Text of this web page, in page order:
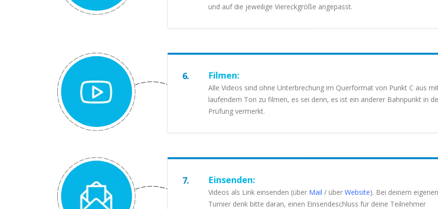
und auf die jeweilige Viereckgröße angepasst.
6. Filmen:
Alle Videos sind ohne Unterbrechung im Querformat von Punkt C aus
laufendem Ton zu filmen, es sei denn, es ist ein anderer Bahnpunkt in
Prüfung vermerkt.
7. Einsenden:
Videos als Link einsenden (über Mail / über Website). Bei deinem eigenen
Turnier denk bitte daran, einen Einsendeschluss für deine Teilnehmer